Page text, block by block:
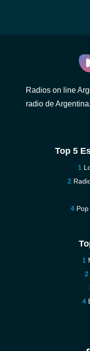
Radios on line
radio de
Top 5